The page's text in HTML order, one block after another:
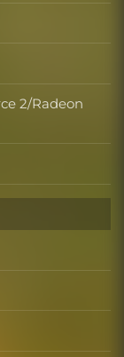
2/Radeon